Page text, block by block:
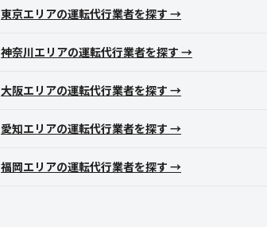
東京エリアの運転代行業者を探す →
神奈川エリアの運転代行業者を探す →
大阪エリアの運転代行業者を探す →
愛知エリアの運転代行業者を探す →
福岡エリアの運転代行業者を探す →